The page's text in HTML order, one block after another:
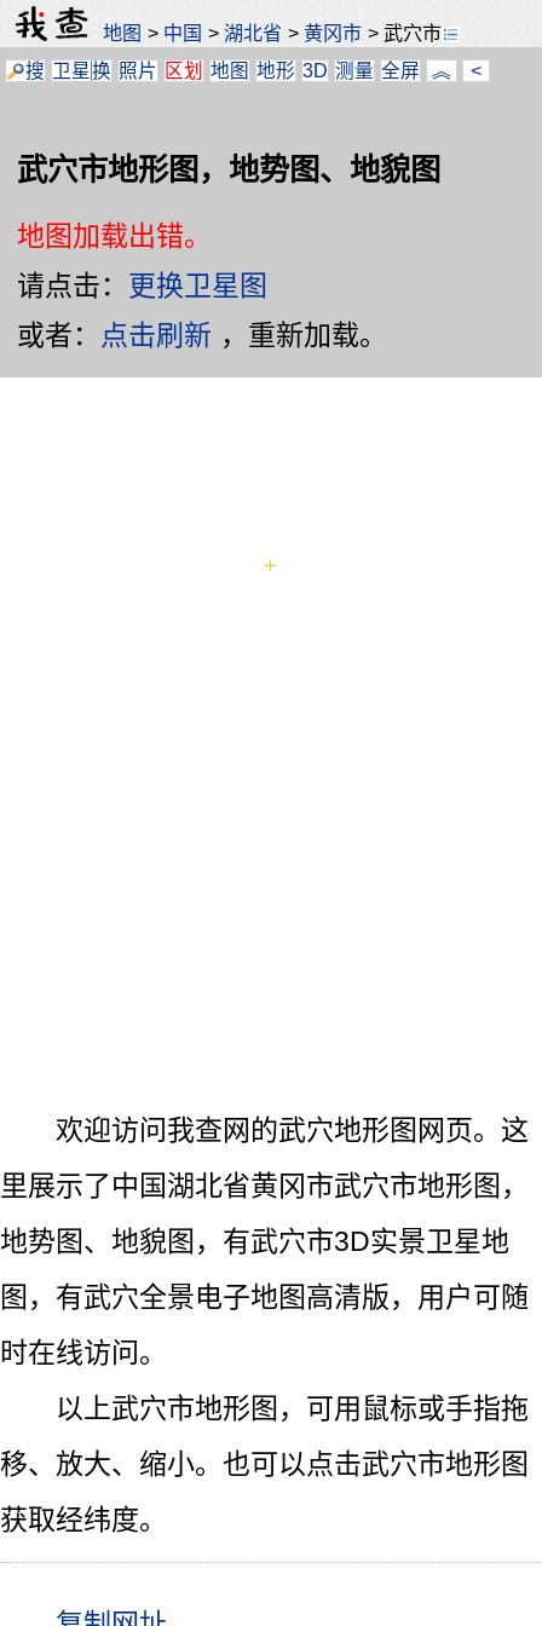
地图 > 中国 >湖北省 >黄冈市 >武穴市
搜 卫星换 照片 区划 地图 地形 3D 测量 全屏 ︽ <
武穴市地形图，地势图、地貌图
地图加载出错。
请点击： 更换卫星图
或者： 点击刷新 ，重新加载。
欢迎访问我查网的武穴地形图网页。这
里展示了中国湖北省黄冈市武穴市地形图，
地势图、地貌图，有武穴市3D实景卫星地
图，有武穴全景电子地图高清版，用户可随
时在线访问。
以上武穴市地形图，可用鼠标或手指拖
移、放大、缩小。也可以点击武穴市地形图
获取经纬度。